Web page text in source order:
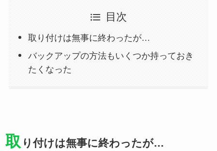
目次
取り付けは無事に終わったが…
バックアップの方法もいくつか持っておき
たくなった
取 り付けは無事に終わったが…